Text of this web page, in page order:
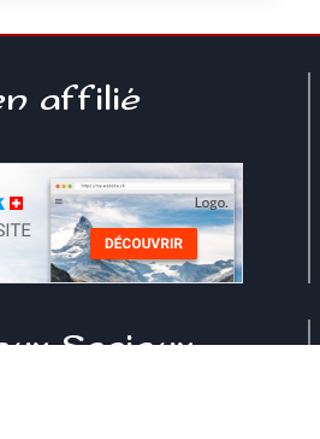
affilié
Sociaux